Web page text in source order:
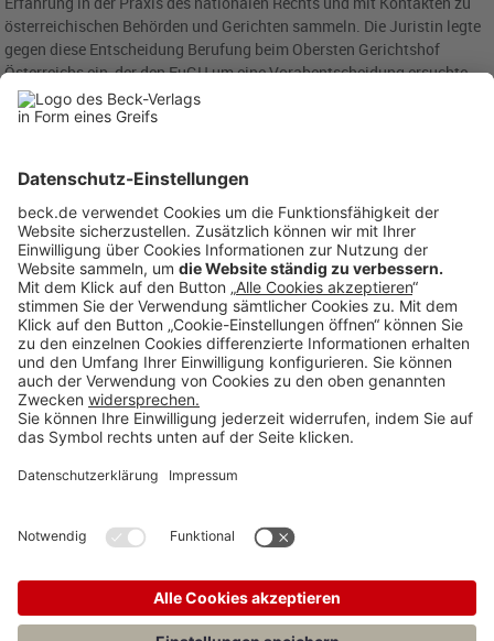
österreichischen Behörden und Gerichten sammeln. Die Juristin legte
gegen diese Entscheidung Berufung beim Obersten Gerichtshof
Österreichs ein, der den EuGH um eine Vorabentscheidung ersuchte.
Österreichische Regelung zu starr
Beschränkung der Arbeitnehmerfreizügigkeit darstelle, da sie die
Möglichkeit einschränke, die berufliche Tätigkeit als
Rechtsanwaltsanwärterin, bzw. -anwärter in einem anderen
Mitgliedstaat auszuüben. Diese Beschränkung sei geeignet, die
Ausübung der Freizügigkeit zu behindern oder weniger attraktiv zu
machen.
Zwar verfolge die Regelung legitime Ziele wie den Schutz der einer
geordneten Rechtspflege, doch gehe sie über das hinaus, was zur
Erreichung dieser Ziele erforderlich sei. Für den EuGH wäre es eine
praktikable und weniger einschneidende Alternative, dass Betroffene
ihre praktische Ausbildung bei einem in Österreich eingetragenen,
oder einer Rechtsanwältin erbringen und zusätzlich einen Nachweis
Urteil vom 03.04.2025 -